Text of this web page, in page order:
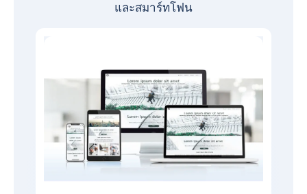
และสมาร์ทโฟน